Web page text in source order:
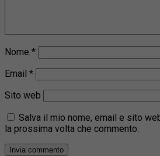
Nome *
Email *
Sito web
Salva il mio nome, email e sito
la prossima volta che commento.